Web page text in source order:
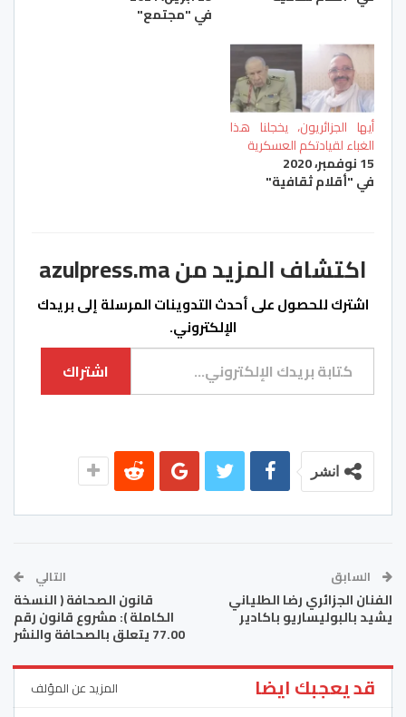
في "مجتمع"
أيها الجزائريون، يخجلنا هذا
الغباء لقيادتكم العسكرية
15 نوفمبر، 2020
في "أقلام ثقافية"
اكتشاف المزيد من azulpress.ma
اشترك للحصول على أحدث التدوينات المرسلة إلى بريدك
الإلكتروني.
كتابة بريدك الإلكتروني...
اشتراك
انشر
السابق
الفنان الجزائري رضا الطلياني
يشيد بالبوليساريو باكادير
التالي
قانون الصحافة ( النسخة
الكاملة ): مشروع قانون رقم
77.00 يتعلق بالصحافة والنشر
قد يعجبك ايضا المزيد عن المؤلف